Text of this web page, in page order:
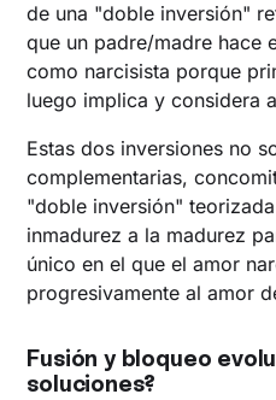
de una "doble inversión"
que un padre/madre hace
como narcisista porque
luego implica y considera
Estas dos inversiones no
complementarias,
"doble inversión"
inmadurez a la madurez
único en el que el amor
progresivamente al amor
Fusión y bloqueo
soluciones?